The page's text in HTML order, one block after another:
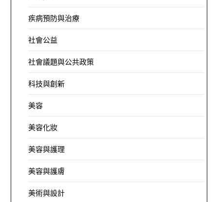
疾病預防與治療
社會公益
社會議題與公共政策
科技與創新
美容
美容化妝
美容與護理
美容與護膚
美術與設計